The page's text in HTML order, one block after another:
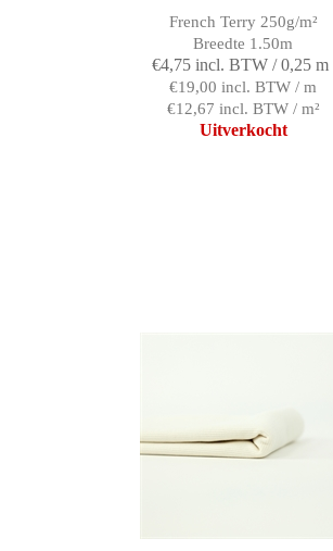
French Terry 250g/m²
Breedte 1.50m
€4,75 incl. BTW / 0,25 m
€19,00 incl. BTW / m
€12,67 incl. BTW / m²
Uitverkocht